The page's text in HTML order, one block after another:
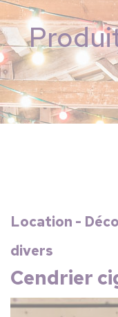
Location -
divers
Cendrier